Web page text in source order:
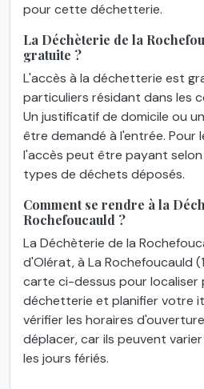
pour cette déchetterie.
La Déchèterie de la
gratuite ?
L'accès à la déchetterie est
particuliers résidant dans les
Un justificatif de domicile ou
être demandé à l'entrée. Pour
l'accès peut être payant selon
types de déchets déposés.
Comment se rendre à la
Rochefoucauld ?
La Déchèterie de la
d'Olérat, à La Rochefoucauld
carte ci-dessus pour localiser
déchetterie et planifier votre
vérifier les horaires
déplacer, car ils peuvent
les jours fériés.